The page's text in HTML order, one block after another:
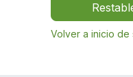
Volver a inicio de